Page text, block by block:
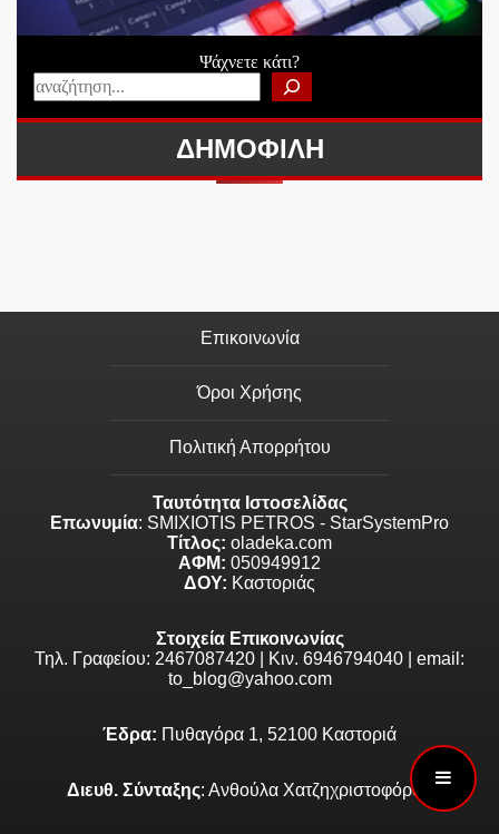
Ψάχνετε κάτι?
ΔΗΜΟΦΙΛΗ
Επικοινωνία
Όροι Χρήσης
Πολιτική Απορρήτου
Ταυτότητα Ιστοσελίδας
Επωνυμία: SMIXIOTIS PETROS - StarSystemPro
Τίτλος: oladeka.com
ΑΦΜ: 050949912
ΔΟΥ: Καστοριάς
Στοιχεία Επικοινωνίας
Τηλ. Γραφείου: 2467087420 | Κιν. 6946794040 | email:
to_blog@yahoo.com
Έδρα: Πυθαγόρα 1, 52100 Καστοριά
Διευθ. Σύνταξης: Ανθούλα Χατζηχριστοφόρου